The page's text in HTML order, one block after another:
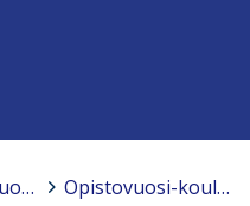
Opistovuosi - Kansanopistojen oppivelvollisille suunnattu vapaan sivistystyön koulutus > Opistovuosi-koulutuksen markkinointi